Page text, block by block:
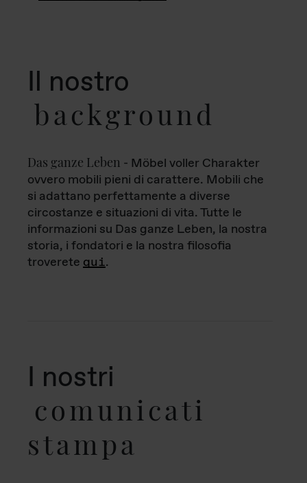
Il nostro
background
Das ganze Leben - Möbel voller Charakter
ovvero mobili pieni di carattere. Mobili che
si adattano perfettamente a diverse
circostanze e situazioni di vita. Tutte le
informazioni su Das ganze Leben, la nostra
storia, i fondatori e la nostra filosofia
troverete qui.
I nostri
comunicati
stampa